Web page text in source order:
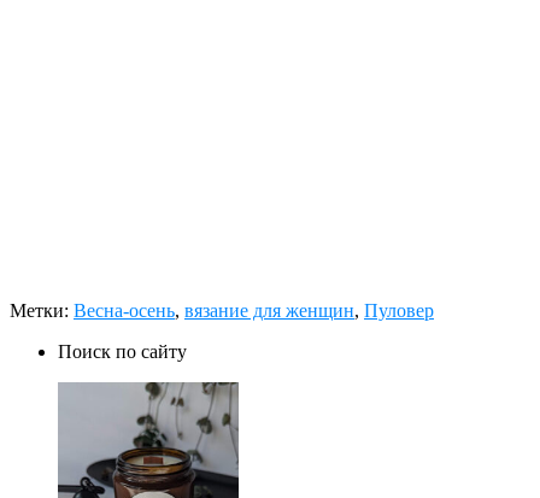
Метки: Весна-осень, вязание для женщин, Пуловер
Поиск по сайту